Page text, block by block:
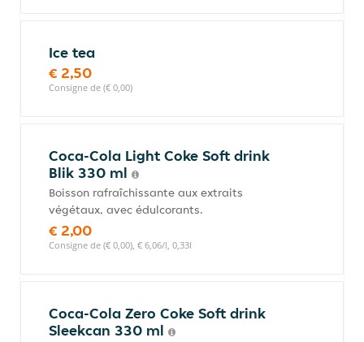
Ice tea
€ 2,50
Consigne de (€ 0,00)
Coca-Cola Light Coke Soft drink
Blik 330 ml
Boisson rafraîchissante aux extraits
végétaux, avec édulcorants.
€ 2,00
Consigne de (€ 0,00), € 6,06/l, 0,33l
Coca-Cola Zero Coke Soft drink
Sleekcan 330 ml